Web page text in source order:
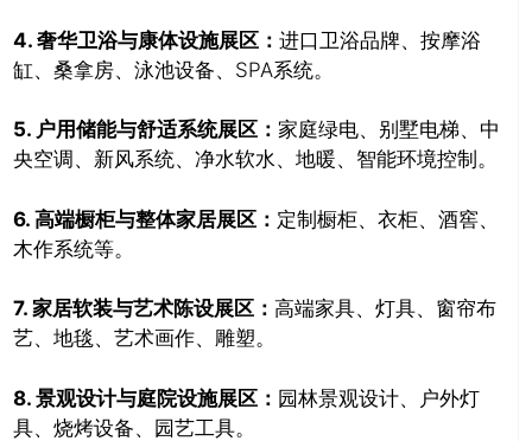
4. 奢华卫浴与康体设施展区： 进口卫浴品牌、按摩浴
缸、桑拿房、泳池设备、SPA系统。
5. 户用储能与舒适系统展区： 家庭绿电、别墅电梯、中
央空调、新风系统、净水软水、地暖、智能环境控制。
6. 高端橱柜与整体家居展区： 定制橱柜、衣柜、酒窖、
木作系统等。
7. 家居软装与艺术陈设展区： 高端家具、灯具、窗帘布
艺、地毯、艺术画作、雕塑。
8. 景观设计与庭院设施展区： 园林景观设计、户外灯
具、烧烤设备、园艺工具。